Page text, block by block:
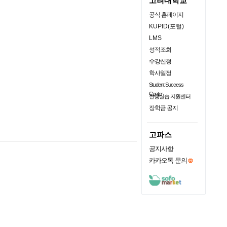
공식 홈페이지
KUPID(포털)
LMS
성적조회
수강신청
학사일정
Student Success
Center
현장실습 지원센터
장학금 공지
고파스
공지사항
카카오톡 문의